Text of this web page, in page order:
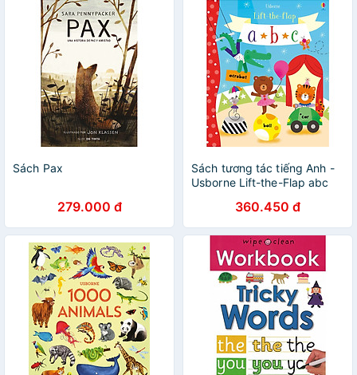
Sách Pax
279.000 đ
Sách tương tác tiếng Anh -
Usborne Lift-the-Flap abc
360.450 đ